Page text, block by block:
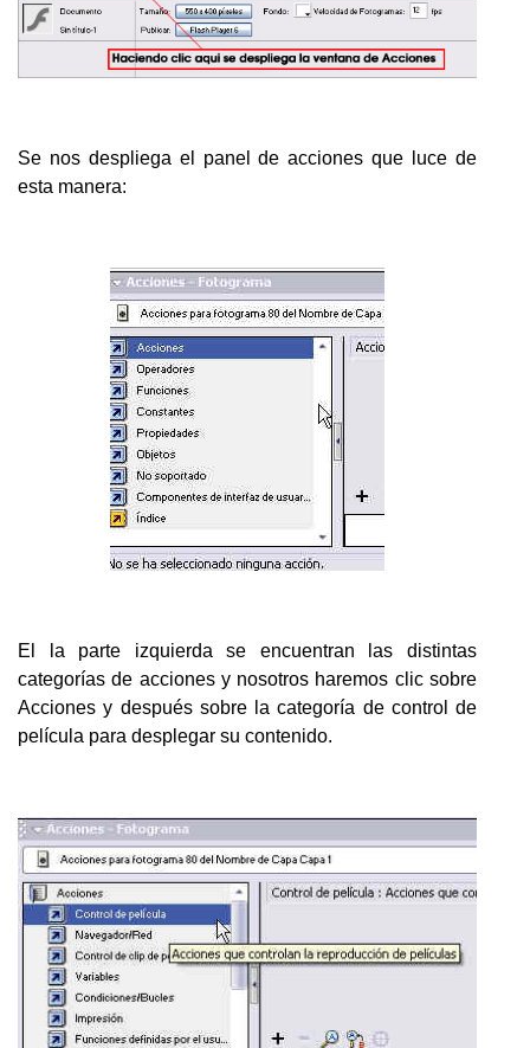
Se nos despliega el panel de acciones que luce de
esta manera:
El la parte izquierda se encuentran las distintas
categorías de acciones y nosotros haremos clic sobre
Acciones y después sobre la categoría de control de
película para desplegar su contenido.